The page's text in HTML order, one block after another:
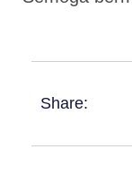
Share: